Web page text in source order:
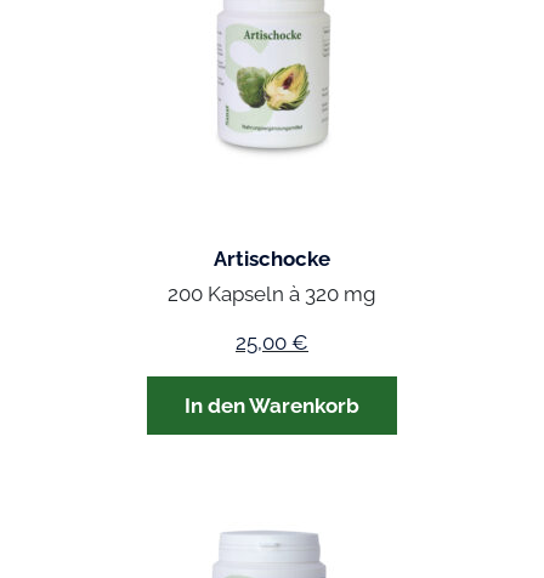
Artischocke
200 Kapseln à 320 mg
25,00 €
In den Warenkorb